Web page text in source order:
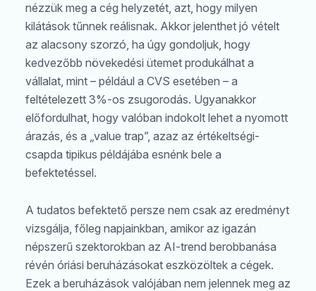
nézzük meg a cég helyzetét, azt, hogy milyen
kilátások tűnnek reálisnak. Akkor jelenthet jó vételt
az alacsony szorzó, ha úgy gondoljuk, hogy
kedvezőbb növekedési ütemet produkálhat a
vállalat, mint – például a CVS esetében – a
feltételezett 3%-os zsugorodás. Ugyanakkor
előfordulhat, hogy valóban indokolt lehet a nyomott
árazás, és a „value trap”, azaz az értékeltségi-
csapda tipikus példájába esnénk bele a
befektetéssel.
A tudatos befektető persze nem csak az eredményt
vizsgálja, főleg napjainkban, amikor az igazán
népszerű szektorokban az AI-trend berobbanása
révén óriási beruházásokat eszközöltek a cégek.
Ezek a beruházások valójában nem jelennek meg az